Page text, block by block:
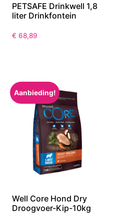
PETSAFE Drinkwell 1,8
liter Drinkfontein
€ 68,89
Aanbieding!
Well Core Hond Dry
Droogvoer-Kip-10kg